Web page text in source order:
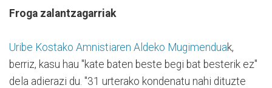
Froga zalantzagarriak
Uribe Kostako Amnistiaren Aldeko Mugimenduak,
berriz, kasu hau "kate baten beste begi bat besterik ez"
dela adierazi du. "31 urterako kondenatu nahi dituzte